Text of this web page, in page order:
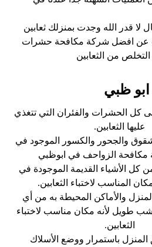
لا قدر الله وجدت بمنزلك ثعابين
عن افضل شركة مكافحة حشرات
من الثعابين
ظبي
كل الحشرات والفئران التي تتغذي
عليها الثعابين.
والجحور والكسور الموجود في
مكافحة الزواحف في ابوظبي
كل الأشياء القديمة الموجودة في
المناسب لاختباء الثعابين.
والأماكن المحيطة به من أي
لأنه مكان مناسب لاختباء
الثعابين.
باستمرار ووضع الأسلاك